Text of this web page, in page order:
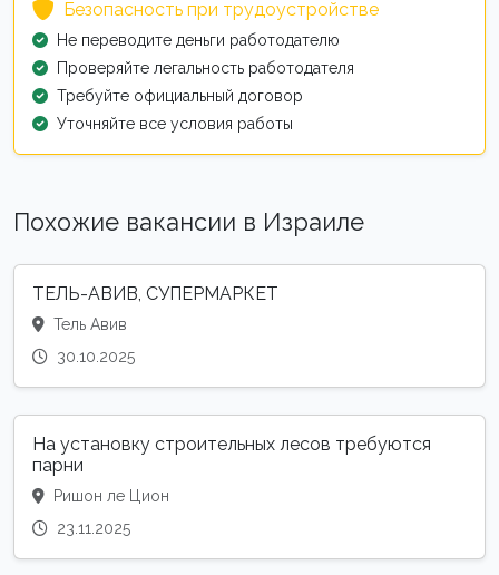
Безопасность при трудоустройстве
Не переводите деньги работодателю
Проверяйте легальность работодателя
Требуйте официальный договор
Уточняйте все условия работы
Похожие вакансии в Израиле
ТЕЛЬ-АВИВ, СУПЕРМАРКЕТ
Тель Авив
30.10.2025
На установку строительных лесов требуются
парни
Ришон ле Цион
23.11.2025